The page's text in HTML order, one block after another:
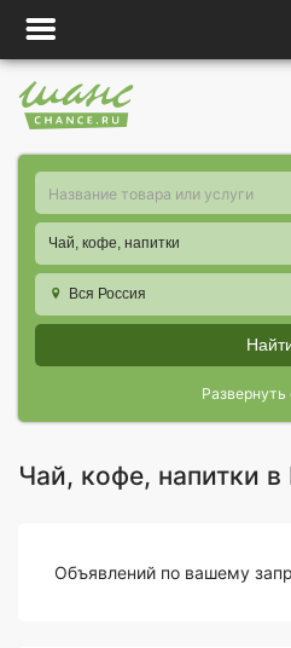
Чай, кофе, напитки
Вся Россия
Развернуть
Чай, кофе, напитки
Объявлений по вашему